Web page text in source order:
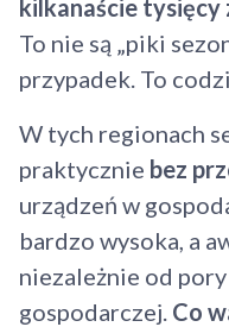
kilkanaście tysięcy
To nie są „piki
przypadek. To
W tych regionach
praktycznie bez
urządzeń w
bardzo wysoka, a
niezależnie od
gospodarczej. Co